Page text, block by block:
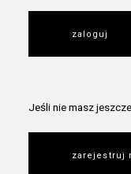
Jeśli nie masz
zarejestruj